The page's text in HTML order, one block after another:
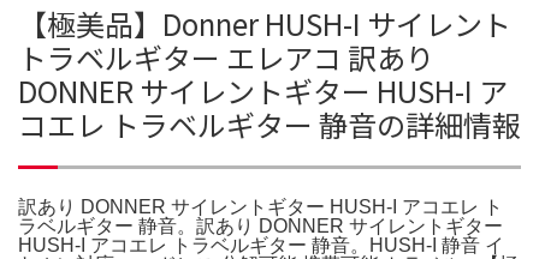
【極美品】Donner HUSH-I サイレント
トラベルギター エレアコ 訳あり
DONNER サイレントギター HUSH-I ア
コエレ トラベルギター 静音の詳細情報
訳あり DONNER サイレントギター HUSH-I アコエレ ト
ラベルギター 静音。訳あり DONNER サイレントギター
HUSH-I アコエレ トラベルギター 静音。HUSH-I 静音 イ